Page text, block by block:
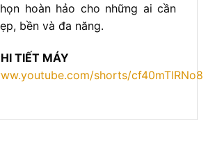
hoàn hảo cho những ai cần
bền và đa năng.
TIẾT MÁY
shorts/cf40mTlRNo8